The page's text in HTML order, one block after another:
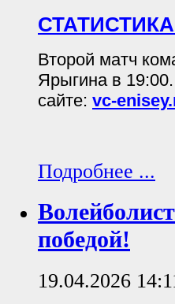
Второй матч
Ярыгина в
сайте: vc-
Подробнее ...
победой!
19.04.2026